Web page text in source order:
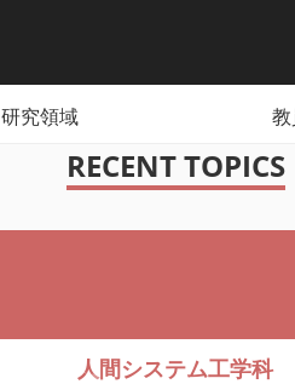
研究領域
RECENT TOPICS
人間システム工学科